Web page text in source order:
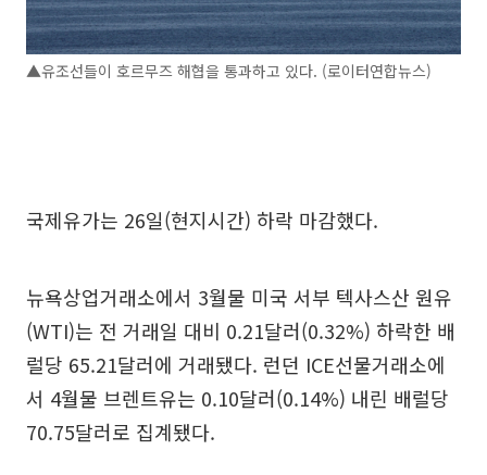
▲유조선들이 호르무즈 해협을 통과하고 있다. (로이터연합뉴스)
국제유가는 26일(현지시간) 하락 마감했다.
뉴욕상업거래소에서 3월물 미국 서부 텍사스산 원유
(WTI)는 전 거래일 대비 0.21달러(0.32%) 하락한 배
럴당 65.21달러에 거래됐다. 런던 ICE선물거래소에
서 4월물 브렌트유는 0.10달러(0.14%) 내린 배럴당
70.75달러로 집계됐다.